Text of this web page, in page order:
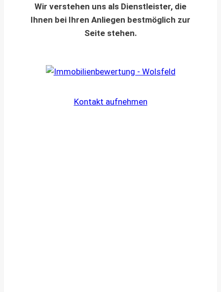
Wir verstehen uns als Dienstleister, die
Ihnen bei Ihren Anliegen bestmöglich zur
Seite stehen.
Kontakt aufnehmen